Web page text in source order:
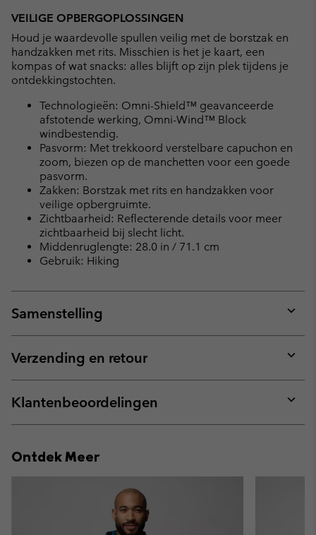
VEILIGE OPBERGOPLOSSINGEN
Houd je waardevolle spullen veilig met de borstzak en
handzakken met rits. Misschien is het je kaart, een
kompas of wat snacks: alles blijft op zijn plek tijdens je
ontdekkingstochten.
Technologieën: Omni-Shield™ geavanceerde
afstotende werking, Omni-Wind™ Block
windbestendig.
Pasvorm: Met trekkoord verstelbare capuchon en
zoom, biezen op de manchetten voor een goede
pasvorm.
Zakken: Borstzak met rits en handzakken voor
veilige opbergruimte.
Zichtbaarheid: Reflecterende details voor meer
zichtbaarheid bij slecht licht.
Middenruglengte: 28.0 in / 71.1 cm
Gebruik: Hiking
Samenstelling
or
Verzending en retour
or
Klantenbeoordelingen
or
Ontdek Meer